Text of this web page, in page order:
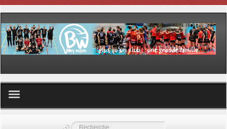
Rechercher